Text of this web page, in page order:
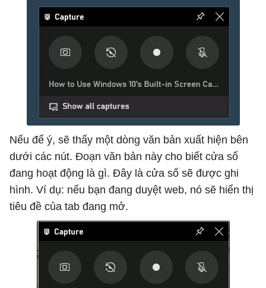
Nếu để ý, sẽ thấy một dòng văn bản xuất hiện bên
dưới các nút. Đoạn văn bản này cho biết cửa sổ
đang hoạt động là gì. Đây là cửa số sẽ được ghi
hình. Ví dụ: nếu bạn đang duyệt web, nó sẽ hiển thị
tiêu đề của tab đang mở.